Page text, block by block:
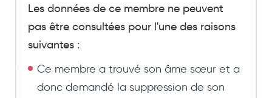
Les données de ce membre ne peuvent
pas être consultées pour l'une des raisons
suivantes :
Ce membre a trouvé son âme sœur et a
donc demandé la suppression de son